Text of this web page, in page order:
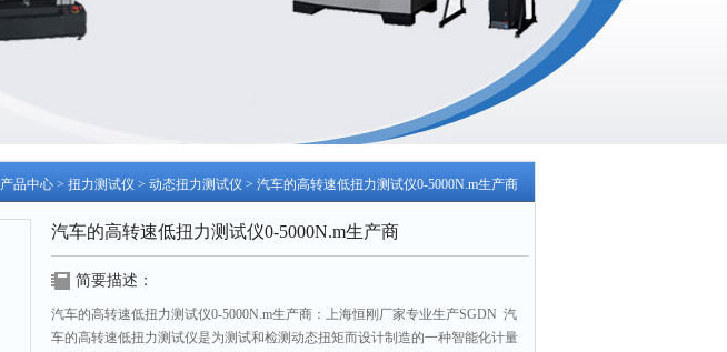
产品中心 > 扭力测试仪 > 动态扭力测试仪 > 汽车的高转速低扭力测试仪0-5000N.m生产商
汽车的高转速低扭力测试仪0-5000N.m生产商
简要描述：
汽车的高转速低扭力测试仪0-5000N.m生产商：上海恒刚厂家专业生产SGDN 汽
车的高转速低扭力测试仪是为测试和检测动态扭矩而设计制造的一种智能化计量